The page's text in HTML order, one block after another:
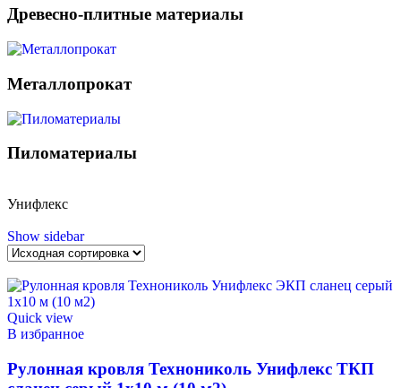
Древесно-плитные материалы
Металлопрокат
Пиломатериалы
Унифлекс
Show sidebar
Quick view
В избранное
Рулонная кровля Технониколь Унифлекс ТКП